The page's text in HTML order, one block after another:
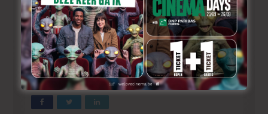
Daniel Hart is bovendien genomineerd voor deWorld
Soundtrack Award voor Best Original Songvoor
“Blome Swete Lilie Flour” uitThe Green Knighten voor
Film Composer of the Year. Of hij deze nominaties
kan verzilveren wordt bekendgemaakt tijdens de
World Soundtrack Awards Ceremony & Concert
op zaterdag 22 oktober.